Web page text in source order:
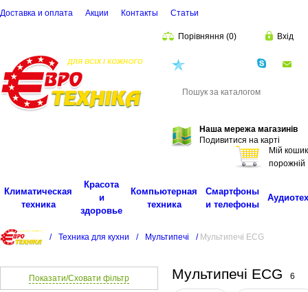
Доставка и оплата Акции Контакты Cтатьи
Порівняння (0) Вхід
Наша мережа магазинів
Подивитися на карті
Мій кошик
порожній
Климатическая
техника
Красота
и
здоровье
Компьютерная
техника
Смартфоны
и телефоны
/ Техника для кухни / Мультипечі / Мультипечі ECG
Показати/Сховати фільтр Мультипечі ECG 6